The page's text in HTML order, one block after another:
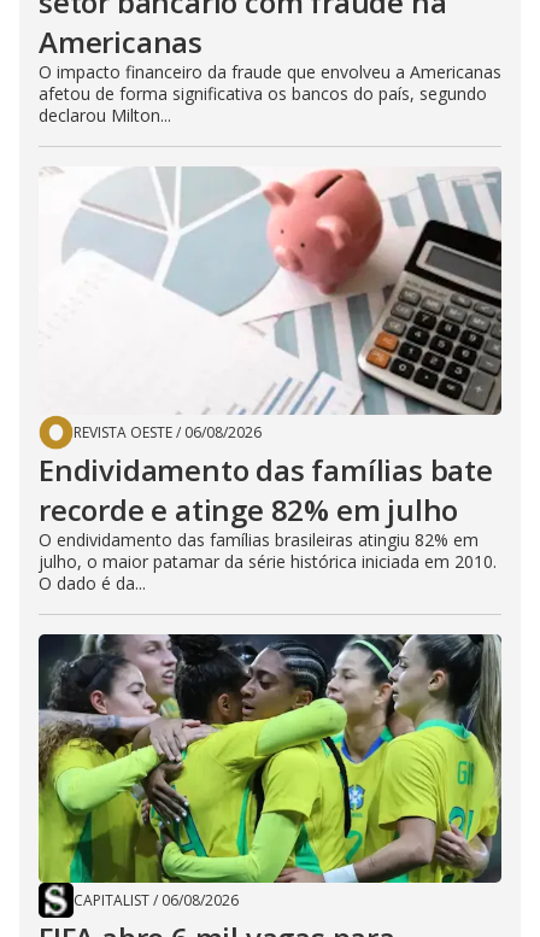
Americanas
O impacto financeiro da fraude que envolveu a Americanas
afetou de forma significativa os bancos do país, segundo
declarou Milton...
REVISTA OESTE/ 06/08/2026
Endividamento das famílias bate
recorde e atinge 82% em julho
O endividamento das famílias brasileiras atingiu 82% em
julho, o maior patamar da série histórica iniciada em 2010.
O dado é da...
CAPITALIST/ 06/08/2026